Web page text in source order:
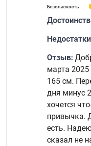
Безопасность
Отзыв:
марта 2025
165 см.
дня минус
хочется
привычка.
есть.
сказал не